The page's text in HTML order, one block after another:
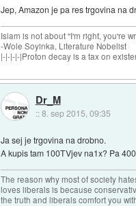
Jep, Amazon je pa res trgovina na
Islam is not about "I'm right, you're
-Wole Soyinka, Literature Nobelist
|-|-|-|-|Proton decay is a tax on
Dr_M
::8. sep 2015, 09:35
Ja sej je trgovina na drobno.
A kupis tam 100TVjev na1x? Pa
The reason why most of society
loves liberals is because
the truth and liberals comfort you